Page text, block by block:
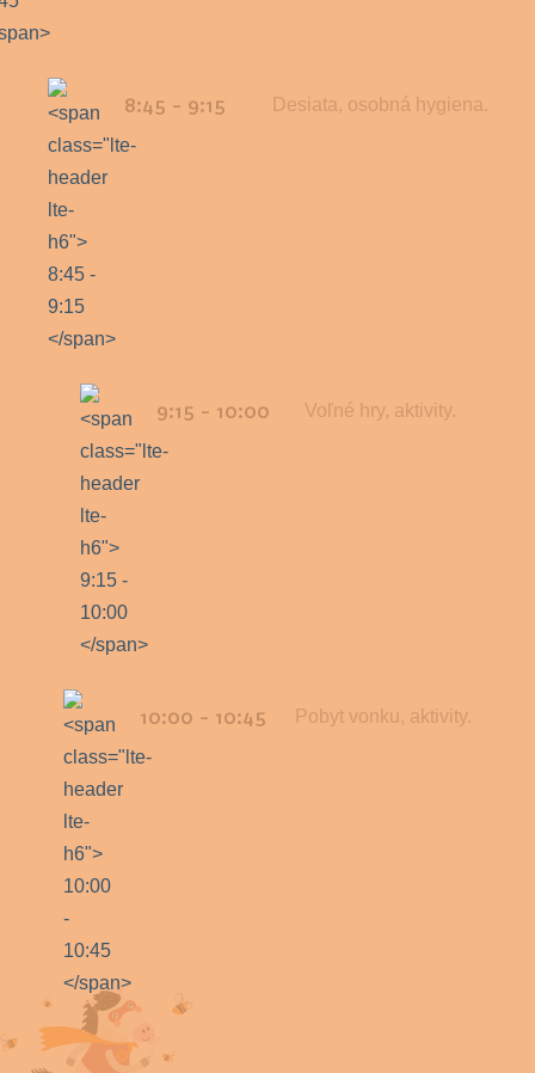
8:45 - 9:15 Desiata, osobná hygiena.
9:15 - 10:00 Voľné hry, aktivity.
10:00 - 10:45 Pobyt vonku, aktivity.